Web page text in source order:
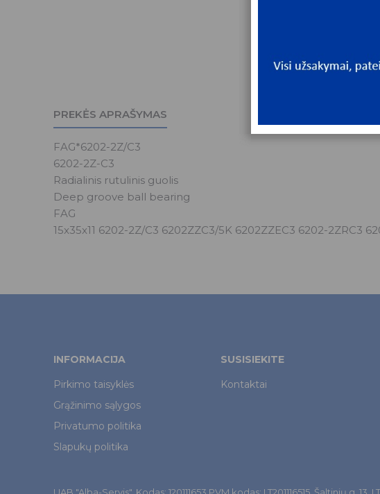
PREKĖS APRAŠYMAS
FAG*6202-2Z/C3
6202-2Z-C3
Radialinis rutulinis guolis
Deep groove ball bearing
FAG
15x35x11 6202-2Z/C3 6202ZZC3/5K 6202ZZEC3 6202-2ZRC3
INFORMACIJA
Pirkimo taisyklės
Grąžinimo sąlygos
Privatumo politika
Slapukų politika
SUSISIEKITE
Kontaktai